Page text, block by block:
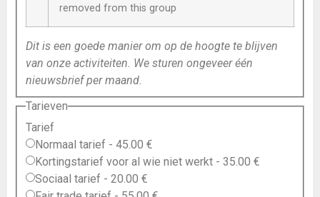
removed from this group
Dit is een goede manier om op de hoogte te blijven
van onze activiteiten. We sturen ongeveer één
nieuwsbrief per maand.
Tarieven
Tarief
Normaal tarief - 45.00 €
Kortingstarief voor al wie niet werkt - 35.00 €
Sociaal tarief - 20.00 €